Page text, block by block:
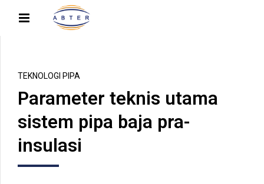
TEKNOLOGI PIPA
Parameter teknis utama
sistem pipa baja pra-
insulasi